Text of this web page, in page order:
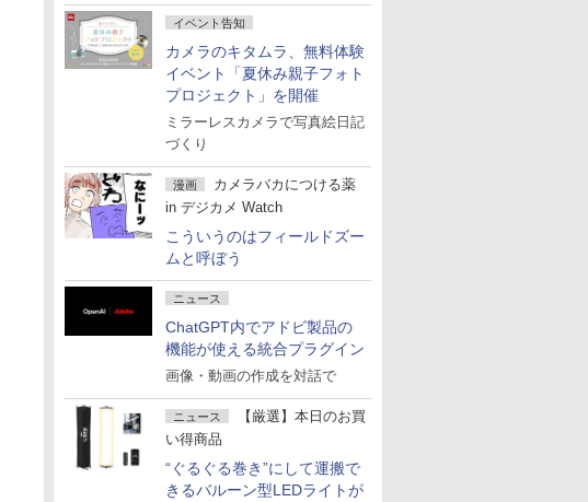
イベント告知
カメラのキタムラ、無料体験
イベント「夏休み親子フォト
プロジェクト」を開催
ミラーレスカメラで写真絵日記
づくり
漫画
カメラバカにつける薬
in デジカメ Watch
こういうのはフィールドズー
ムと呼ぼう
ニュース
ChatGPT内でアドビ製品の
機能が使える統合プラグイン
画像・動画の作成を対話で
ニュース
【厳選】本日のお買
い得商品
“ぐるぐる巻き”にして運搬で
きるバルーン型LEDライトが